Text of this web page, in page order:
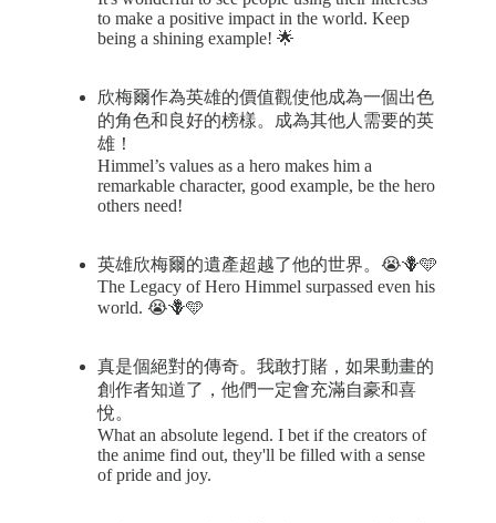
to make a positive impact in the world. Keep
being a shining example! 🌟
欣梅爾作為英雄的價值觀使他成為一個出色
的角色和良好的榜樣。成為其他人需要的英
雄！
Himmel’s values as a hero makes him a
remarkable character, good example, be the hero
others need!
英雄欣梅爾的遺產超越了他的世界。😭🪻🩵
The Legacy of Hero Himmel surpassed even his
world. 😭🪻🩵
真是個絕對的傳奇。我敢打賭，如果動畫的
創作者知道了，他們一定會充滿自豪和喜
悅。
What an absolute legend. I bet if the creators of
the anime find out, they'll be filled with a sense
of pride and joy.